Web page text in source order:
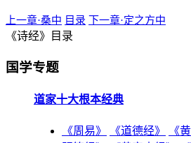
上一章·桑中 目录 下一章·定之方中
《诗经》目录
国学专题
道家十大根本经典
《周易》 《道德经》
《